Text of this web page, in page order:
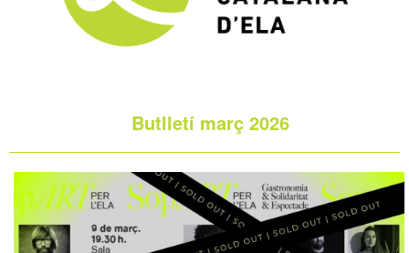
Butlletí març 2026